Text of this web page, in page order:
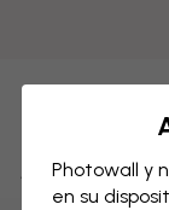
Mapa
Photowall y
en su